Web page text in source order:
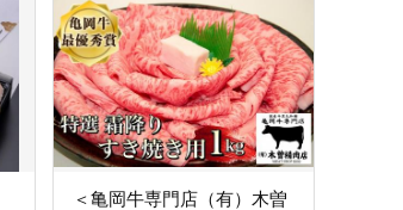
＜亀岡牛専門店（有）木曽